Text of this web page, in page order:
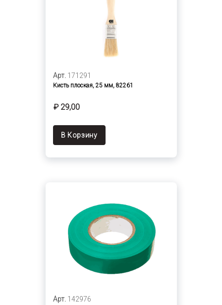
Арт. 171291
Кисть плоская, 25 мм, 82261
₽ 29,00
В Корзину
Арт. 142976